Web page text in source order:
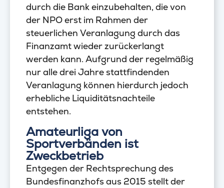
durch die Bank einzubehalten, die von
der NPO erst im Rahmen der
steuerlichen Veranlagung durch das
Finanzamt wieder zurückerlangt
werden kann. Aufgrund der regelmäßig
nur alle drei Jahre stattfindenden
Veranlagung können hierdurch jedoch
erhebliche Liquiditätsnachteile
entstehen.
Amateurliga von
Sportverbänden ist
Zweckbetrieb
Entgegen der Rechtsprechung des
Bundesfinanzhofs aus 2015 stellt der